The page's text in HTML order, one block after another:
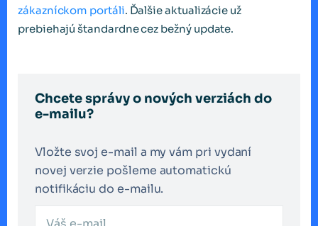
zákazníckom portáli. Ďalšie aktualizácie už
prebiehajú štandardne cez bežný update.
Chcete správy o nových verziách do
e-mailu?
Vložte svoj e-mail a my vám pri vydaní
novej verzie pošleme automatickú
notifikáciu do e-mailu.